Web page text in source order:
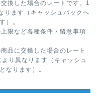
換した場合のレートです。1
ります（キャッシュバックへ
）。
限など各種条件・留意事項
品に交換した場合のレート
り異なります（キャッシュ
なります）。